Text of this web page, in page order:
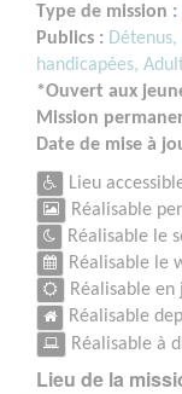
Type de mission :
Publics : Détenus,
handicapées,
*Ouvert aux
Mission
Date de mise à
Lieu
Réalisable
Réalisable le
Réalisable le
Réalisable en
Réalisable
Réalisable à
Lieu de la